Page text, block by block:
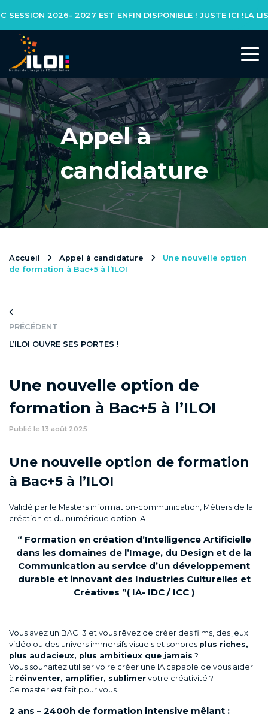
2026- 2027 EST ENFIN DISPONIBLE ! JUSTE ICI !
L’INSTITUT
Notre réseau
Notre équipe
Actualités
NOS FORMATIONS
Formation en apprentissage
ADMISSION
Appel à
candidature
Accueil Appel à candidature
Une nouvelle option
de formation à Bac+5 à l’ILOI
PRÉCÉDENT
L’ILOI OUVRE SES PORTES !
Une nouvelle option de
formation à Bac+5 à l’ILOI
Publié le 13 août 2025
Une nouvelle option de formation
à Bac+5 à l’ILOI
Validé par le Masters information-communication, Métiers de la
création et du numérique option IA
“ Formation en création d’Intelligence Artificielle
dans les domaines de l’Image, du Design et de la
Communication au service d’un développement
durable et innovant des Industries Culturelles et
Créatives ”( IA- IDC / ICC )
Vous avez un BAC+3 et vous rêvez de créer des films, des jeux
vidéo ou des univers immersifs visuels et sonores plus riches,
plus audacieux, plus ambitieux que jamais ?
Vous souhaitez utiliser voire créer une IA capable de vous aider
à réinventer, amplifier, sublimer votre créativité ?
Ce master est fait pour vous.
2 ans – 2400h de formation intensive mêlant :